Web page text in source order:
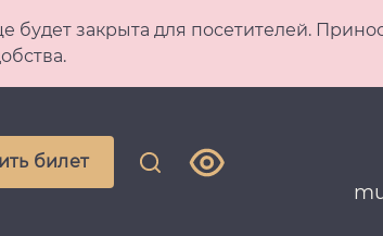
будет закрыта для посетителей.
билет